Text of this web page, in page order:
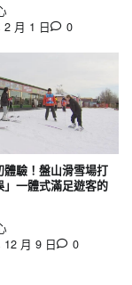
2 月 1 日
0
體驗！盤山滑雪場打
」一體式滿足遊客的
12 月 9 日
0